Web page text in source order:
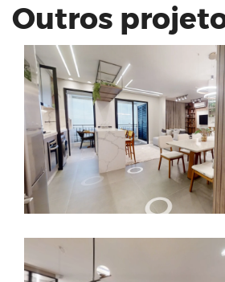
Outros
MAGNA MORUMBI |